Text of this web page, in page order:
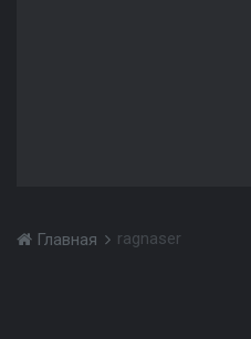
Главная ragnaser